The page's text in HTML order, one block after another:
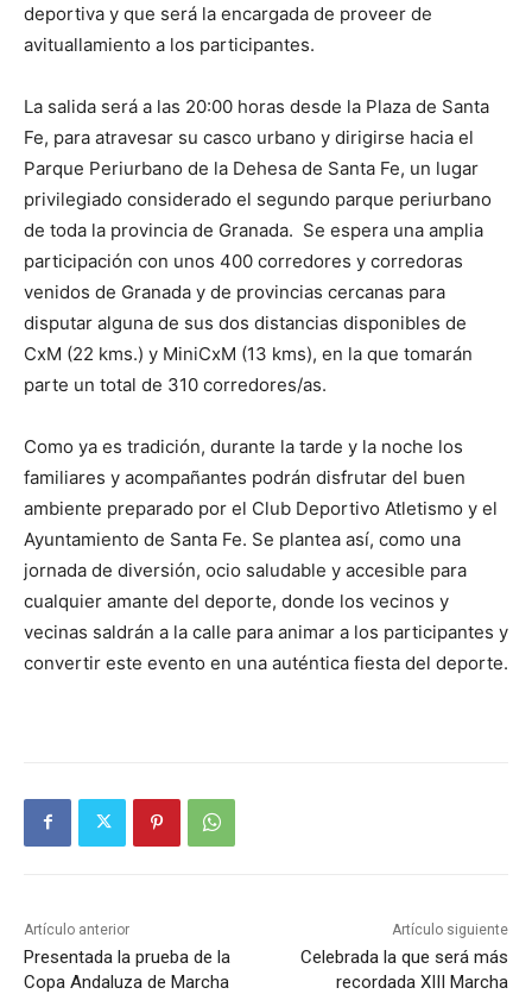
deportiva y que será la encargada de proveer de
avituallamiento a los participantes.
La salida será a las 20:00 horas desde la Plaza de Santa
Fe, para atravesar su casco urbano y dirigirse hacia el
Parque Periurbano de la Dehesa de Santa Fe, un lugar
privilegiado considerado el segundo parque periurbano
de toda la provincia de Granada. Se espera una amplia
participación con unos 400 corredores y corredoras
venidos de Granada y de provincias cercanas para
disputar alguna de sus dos distancias disponibles de
CxM (22 kms.) y MiniCxM (13 kms), en la que tomarán
parte un total de 310 corredores/as.
Como ya es tradición, durante la tarde y la noche los
familiares y acompañantes podrán disfrutar del buen
ambiente preparado por el Club Deportivo Atletismo y el
Ayuntamiento de Santa Fe. Se plantea así, como una
jornada de diversión, ocio saludable y accesible para
cualquier amante del deporte, donde los vecinos y
vecinas saldrán a la calle para animar a los participantes y
convertir este evento en una auténtica fiesta del deporte.
Artículo anterior
Presentada la prueba de la
Copa Andaluza de Marcha
Artículo siguiente
Celebrada la que será más
recordada XIII Marcha